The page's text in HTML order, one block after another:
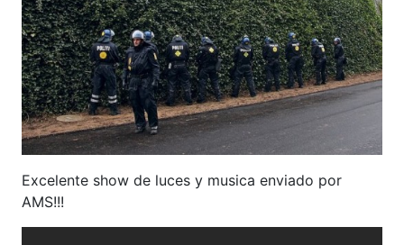
Excelente show de luces y musica enviado por
AMS!!!